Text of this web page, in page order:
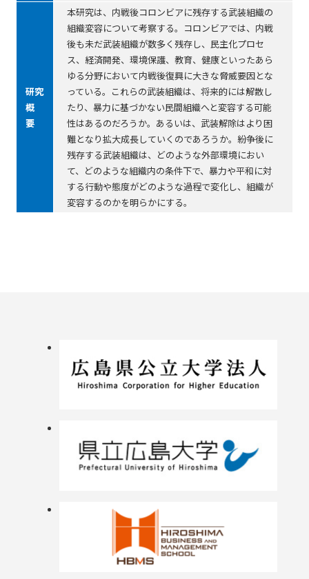
研究
概
要
本研究は、内戦後コロンビアに残存する武装組織の
組織変容について考察する。コロンビアでは、内戦
後も未だ武装組織が数多く残存し、民主化プロセ
ス、経済開発、環境保護、教育、健康といったあら
ゆる分野において内戦後復興に大きな脅威要因とな
っている。これらの武装組織は、将来的には解散し
たり、暴力に基づかない民間組織へと変容する可能
性はあるのだろうか。あるいは、武装解除はより困
難となり拡大成長していくのであろうか。紛争後に
残存する武装組織は、どのような外部環境におい
て、どのような組織内の条件下で、暴力や平和に対
する行動や態度がどのような過程で変化し、組織が
変容するのかを明らかにする。